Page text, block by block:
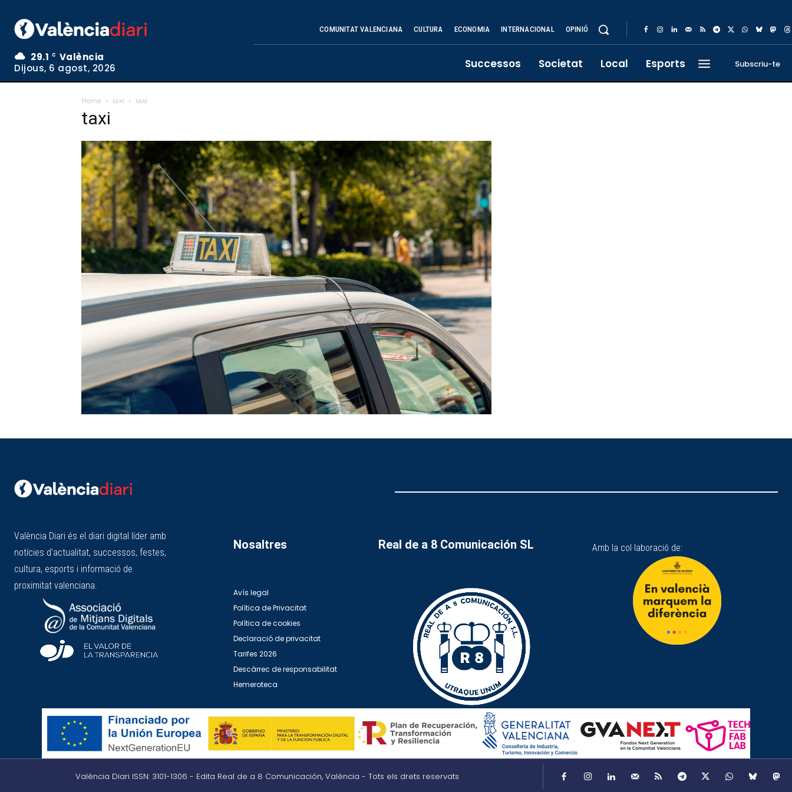
29.1 C
València
Dijous, 6 agost, 2026
COMUNITAT VALENCIANA CULTURA ECONOMIA INTERNACIONAL OPINIÓ
Successos Societat Local Esports Subscriu-te
Home taxi taxi
taxi
València Diari és el diari digital líder amb
notícies d'actualitat, successos, festes,
cultura, esports i informació de
proximitat valenciana.
Nosaltres
Avís legal
Política de Privacitat
Política de cookies
Declaració de privacitat
Tarifes 2026
Descàrrec de responsabilitat
Hemeroteca
Real de a 8 Comunicación SL Amb la col·laboració de:
València Diari ISSN: 3101-1306 - Edita Real de a 8 Comunicación, València - Tots els drets reservats